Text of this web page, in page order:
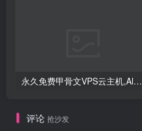
永久免费甲骨文VPS云主机,Always free,500Mpbs带宽,长期免费云主机
评论 抢沙发